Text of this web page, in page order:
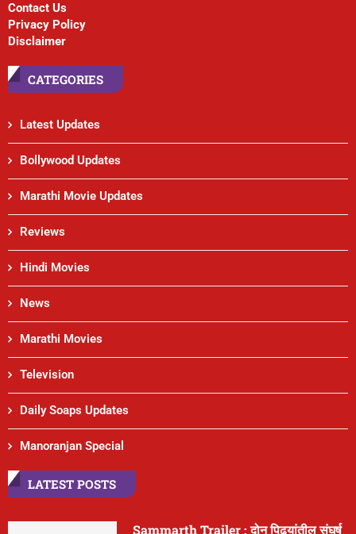
Contact Us
Privacy Policy
Disclaimer
CATEGORIES
Latest Updates
Bollywood Updates
Marathi Movie Updates
Reviews
Hindi Movies
News
Marathi Movies
Television
Daily Soaps Updates
Manoranjan Special
LATEST POSTS
Sammarth Trailer : दोन पिढ्यांतील संघर्ष